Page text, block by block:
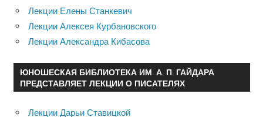
Лекции Елены Станкевич
Лекции Алексея Курбановского
Лекции Александра Кибасова
ЮНОШЕСКАЯ БИБЛИОТЕКА ИМ. А. П. ГАЙДАРА
ПРЕДСТАВЛЯЕТ ЛЕКЦИИ О ПИСАТЕЛЯХ
Лекции Дарьи Ставицкой